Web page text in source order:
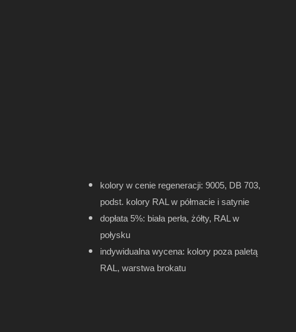
kolory w cenie regeneracji: 9005, DB 703,
podst. kolory RAL w półmacie i satynie
dopłata 5%: biała perła, żółty, RAL w
połysku
indywidualna wycena: kolory poza paletą
RAL, warstwa brokatu